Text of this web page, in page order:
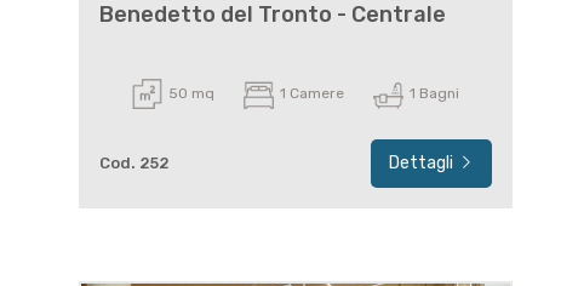
Benedetto del Tronto - Centrale
50 mq 1 Camere 1 Bagni
Cod. 252 Dettagli